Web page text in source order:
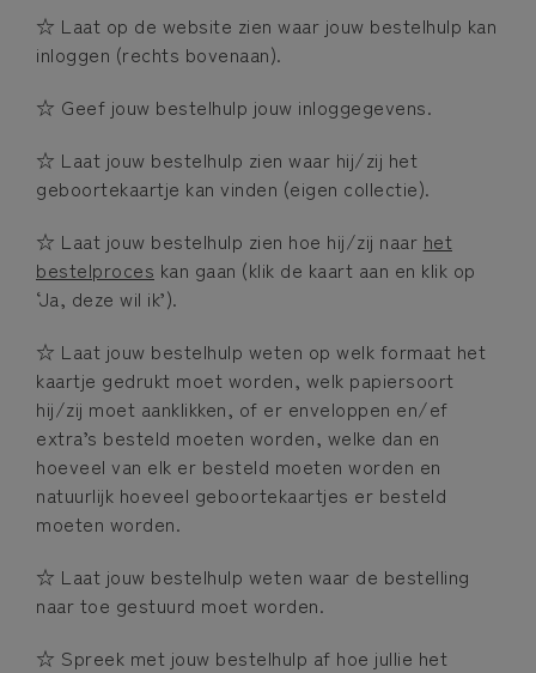
☆ Laat op de website zien waar jouw bestelhulp kan
inloggen (rechts bovenaan).
☆ Geef jouw bestelhulp jouw inloggegevens.
☆ Laat jouw bestelhulp zien waar hij/zij het
geboortekaartje kan vinden (eigen collectie).
☆ Laat jouw bestelhulp zien hoe hij/zij naar het
bestelproces kan gaan (klik de kaart aan en klik op
‘Ja, deze wil ik’).
☆ Laat jouw bestelhulp weten op welk formaat het
kaartje gedrukt moet worden, welk papiersoort
hij/zij moet aanklikken, of er enveloppen en/ef
extra’s besteld moeten worden, welke dan en
hoeveel van elk er besteld moeten worden en
natuurlijk hoeveel geboortekaartjes er besteld
moeten worden.
☆ Laat jouw bestelhulp weten waar de bestelling
naar toe gestuurd moet worden.
☆ Spreek met jouw bestelhulp af hoe jullie het